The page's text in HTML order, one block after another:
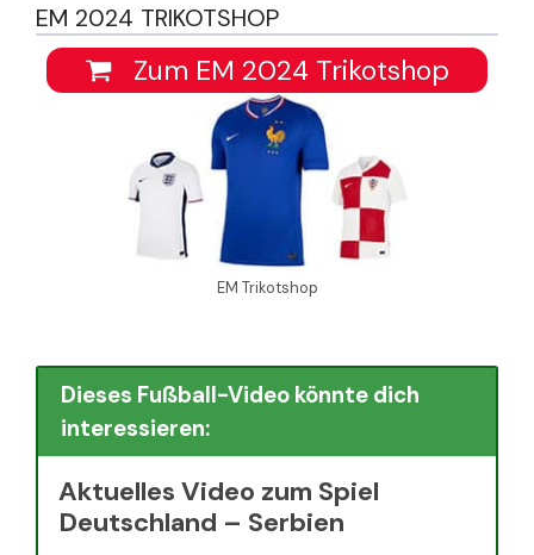
EM 2024 TRIKOTSHOP
Zum EM 2024 Trikotshop
EM Trikotshop
Dieses Fußball-Video könnte dich
interessieren:
Aktuelles Video zum Spiel
Deutschland – Serbien